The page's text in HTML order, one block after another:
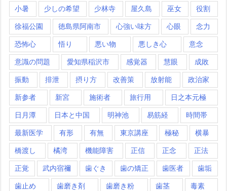
小暑 少しの希望 少林寺 屋久島 巫女 役割
徐福公園 徳島県阿南市 心強い味方 心眼 念力
恐怖心 悟り 悪い物 悪しき心 意念
意識の問題 愛知県稲沢市 感覚器 慧眼 成敗
振動 排泄 摂り方 改善策 放射能 政治家
新参者 新宮 施術者 旅行用 日之本元極
日月潭 日本と中国 明神池 易筋経 時間帯
最新医学 有形 有無 東京講座 極秘 横暴
橋渡し 橘湾 機能障害 正信 正念 正法
正覚 武内宿禰 歯ぐき 歯の矯正 歯医者 歯垢
歯止め 歯磨き剤 歯磨き粉 歯茎 毒素